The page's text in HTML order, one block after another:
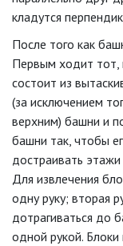
кладутся
После того как
Первым ходит тот,
состоит из
(за исключением
верхним) башни и
башни так, чтобы
достраивать
Для извлечения
одну руку; вторая
дотрагиваться до
одной рукой.